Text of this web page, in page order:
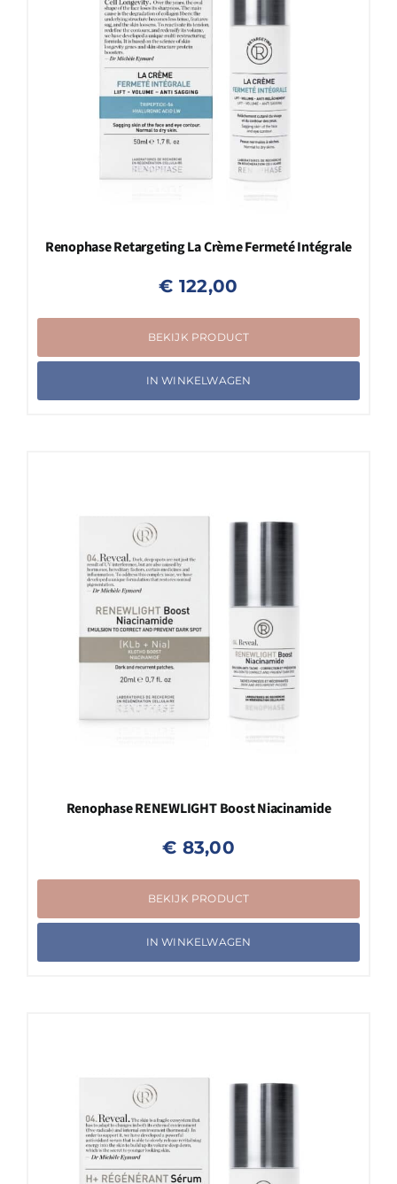
Renophase Retargeting La Crème Fermeté Intégrale
€ 122,00
BEKIJK PRODUCT
IN WINKELWAGEN
Renophase RENEWLIGHT Boost Niacinamide
€ 83,00
BEKIJK PRODUCT
IN WINKELWAGEN